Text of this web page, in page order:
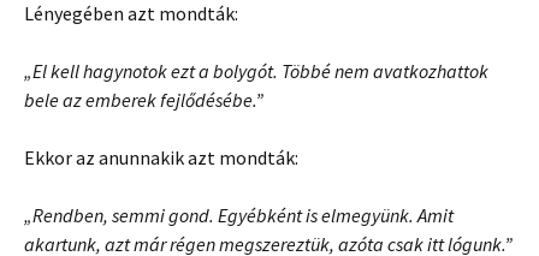
Lényegében azt mondták:
„El kell hagynotok ezt a bolygót. Többé nem avatkozhattok
bele az emberek fejlődésébe.”
Ekkor az anunnakik azt mondták:
„Rendben, semmi gond. Egyébként is elmegyünk. Amit
akartunk, azt már régen megszereztük, azóta csak itt lógunk.”